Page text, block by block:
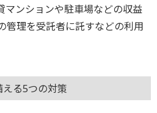
マンションや駐車場などの収益
管理を受託者に託すなどの利用
る5つの対策